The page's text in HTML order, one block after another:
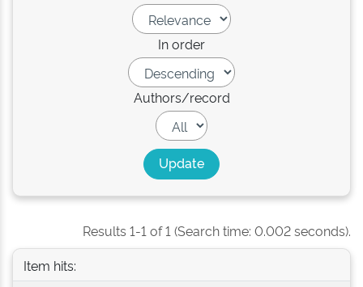
In order
Authors/record
Results 1-1 of 1 (Search time: 0.002 seconds).
Item hits: